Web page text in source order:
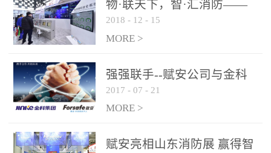
巨大的经济损失和社会影
响，基至还会造成人员伤
亡。图像型火灾探测器正
是针对这种高大空间建筑
物的消防设施、设备通过
现场图像的实时获取、预
处理和特征提取分析，实
现火焰的跟踪和识别。能
更早的进行预警，达到早
物·联天下，智·汇消防——
赋安F&S 2018上海消防展圆
满落幕
2018 - 12 - 15
MORE >
强强联手--赋安公司与金科
集团达成战略合作协议
2017 - 07 - 21
MORE >
赋安亮相山东消防展 赢得智